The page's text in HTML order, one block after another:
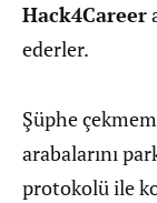
Hack4Career
ederler.
Şüphe
arabalarını
protokolü ile